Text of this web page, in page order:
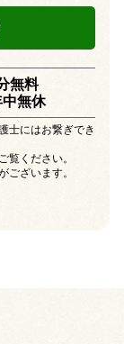
無料
中無休
士にはお繋ぎでき
覧ください。
ざいます。